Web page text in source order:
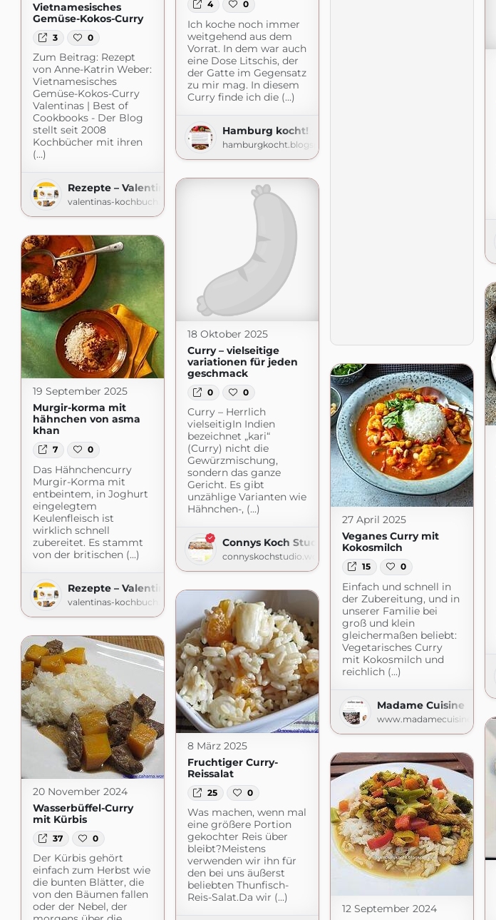
4 0
Ich koche noch immer
weitgehend aus dem
Vorrat. In dem war auch
eine Dose Litschis, der
der Gatte im Gegensatz
zu mir mag. In diesem
Curry finde ich die (...)
Hamburg kocht!
hamburgkocht.blogspot.com
Vietnamesisches
Gemüse-Kokos-Curry
3 0
Zum Beitrag: Rezept
von Anne-Katrin Weber:
Vietnamesisches
Gemüse-Kokos-Curry
Valentinas | Best of
Cookbooks - Der Blog
stellt seit 2008
Kochbücher mit ihren
(...)
Rezepte – Valentinas-Kochbuch.de
valentinas-kochbuch.de
18 Oktober 2025
Curry – vielseitige
variationen für jeden
geschmack
0 0
Curry – Herrlich
vielseitigIn Indien
bezeichnet „kari“
(Curry) nicht die
Gewürzmischung,
sondern das ganze
Gericht. Es gibt
unzählige Varianten wie
Hähnchen-, (...)
Connys Koch Studio
connyskochstudio.wordpress.com
19 September 2025
Murgir-korma mit
hähnchen von asma
khan
7 0
Das Hähnchencurry
Murgir-Korma mit
entbeintem, in Joghurt
eingelegtem
Keulenfleisch ist
wirklich schnell
zubereitet. Es stammt
von der britischen (...)
Rezepte – Valentinas-Kochbuch.de
valentinas-kochbuch.de
27 April 2025
Veganes Curry mit
Kokosmilch
15 0
Einfach und schnell in
der Zubereitung, und in
unserer Familie bei
groß und klein
gleichermaßen beliebt:
Vegetarisches Curry
mit Kokosmilch und
reichlich (...)
Madame Cuisine
www.madamecuisine.de
8 März 2025
Fruchtiger Curry-
Reissalat
25 0
Was machen, wenn mal
eine größere Portion
gekochter Reis über
bleibt?Meistens
verwenden wir ihn für
den bei uns äußerst
beliebten Thunfisch-
Reis-Salat.Da wir (...)
20 November 2024
Wasserbüffel-Curry
mit Kürbis
37 0
Der Kürbis gehört
einfach zum Herbst wie
die bunten Blätter, die
von den Bäumen fallen
oder der Nebel, der
12 September 2024